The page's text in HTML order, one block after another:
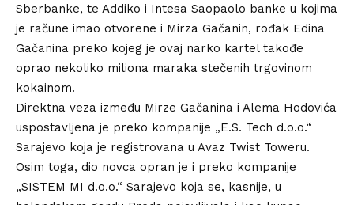
Sberbanke, te Addiko i Intesa Saopaolo banke u kojima
je račune imao otvorene i Mirza Gačanin, rođak Edina
Gačanina preko kojeg je ovaj narko kartel takođe
oprao nekoliko miliona maraka stečenih trgovinom
kokainom.
Direktna veza između Mirze Gačanina i Alema Hodovića
uspostavljena je preko kompanije „E.S. Tech d.o.o.“
Sarajevo koja je registrovana u Avaz Twist Toweru.
Osim toga, dio novca opran je i preko kompanije
„SISTEM MI d.o.o.“ Sarajevo koja se, kasnije, u